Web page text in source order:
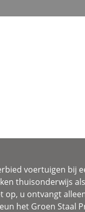
voertuigen bij
thuisonderwijs
op, u ontvangt
het Groen Staal